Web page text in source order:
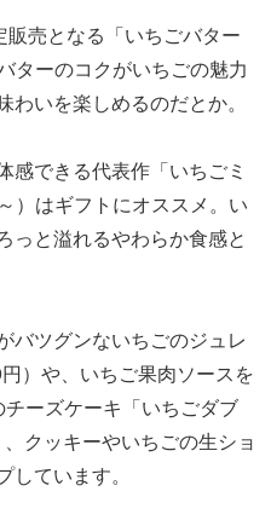
売となる「いちごバター
ターのコクがいちごの魅力
いを楽しめるのだとか。
感できる代表作「いちごミ
）はギフトにオススメ。い
っと溢れるやわらか食感と
バツグンないちごのジュレ
）や、いちご果肉ソースを
ーズケーキ「いちごダブ
クッキーやいちごの生ショ
ています。